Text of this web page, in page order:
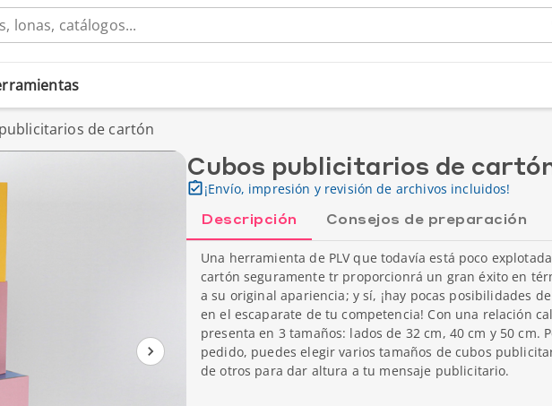
de cartón
Cubos publicitarios de
¡Envío, impresión y revisión de archivos incluidos!
Descripción Consejos de preparación
Una herramienta de PLV que todavía está poco
cartón seguramente tr proporcionrá un gran éxito en
a su original apariencia; y sí, ¡hay pocas posibilidades
en el escaparate de tu competencia! Con una relación
presenta en 3 tamaños: lados de 32 cm, 40 cm y 50 cm.
pedido, puedes elegir varios tamaños de cubos
de otros para dar altura a tu mensaje publicitario.